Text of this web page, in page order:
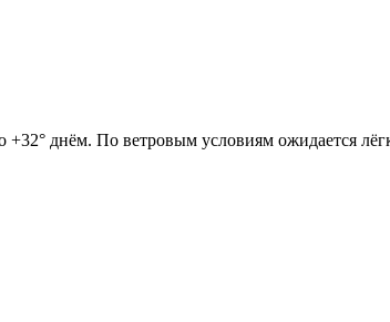
+32° днём. По ветровым условиям ожидается